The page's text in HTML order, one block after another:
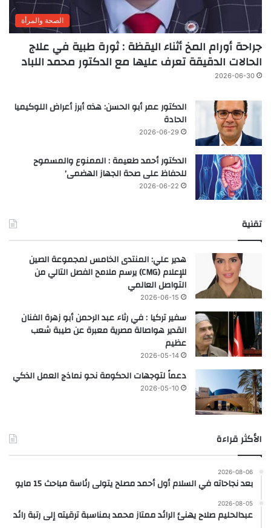
الصحة والمرأة
جراحة أورام المخ أثناء اليقظة : ثورة طبية في علاج
الحالات الدقيقة تعرف عليها مع الدكتور محمد اللباد
2026-06-30
الدكتور عمر أبو الحسن: هذه أبرز أعراض اللوكيميا
الحادة
2026-06-29
الدكتور أحمد طعيمة : الممنوع والمسموح
للحفاظ على صحة الجهاز الهضمى’
2026-06-22
تقنية
هدير علي: المنتدى الخامس لمجموعة الصين
للإعلام (CMG) يرسم ملامح الفصل التالي من
التواصل العالمي
2026-06-15
سفير تركيا : في رثاء عبد الرحمن أبو زهرة الفنان
القدير هواصالة مصرية معبرة عن طيبة شعب
عظيم
2026-05-14
دعماً لتوجهات الحكومة نحو نماذج العمل الذكي
2026-05-10
الأكثر قراءة
2026-08-06
بعد نجاحاته في السلام أول أحمد مصلح يتولى رئاسة مباحث 15 مايو
2026-08-05
عبدالحليم صلاح يهنئ الرائد ممتاز محمد بمناسبة ترقيته إلى رتبة رائد